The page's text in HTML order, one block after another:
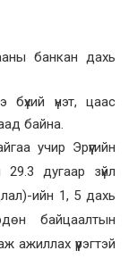
банкан дахь
бүхий үнэт, цаас
байна.
учир Эрүүгийн
дугаар зүйл
ийн 1, 5 дахь
байцаалтын
ажиллах үүрэгтэй